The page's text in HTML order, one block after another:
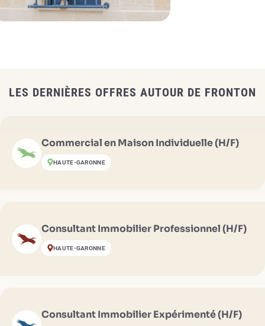
LES DERNIÈRES OFFRES AUTOUR DE FRONTON
Commercial en Maison Individuelle (H/F)
HAUTE-GARONNE
Consultant Immobilier Professionnel (H/F)
HAUTE-GARONNE
Consultant Immobilier Expérimenté (H/F)